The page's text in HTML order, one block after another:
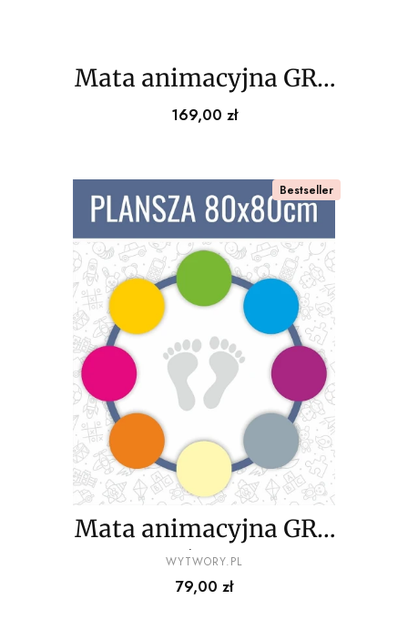
Mata animacyjna GRA
W KLASY XXL
Cena
169,00 zł
Bestseller
Mata animacyjna GRA
XXL naśladuj ruch
80x80cm
PRODUCENT
WYTWORY.PL
Cena
79,00 zł